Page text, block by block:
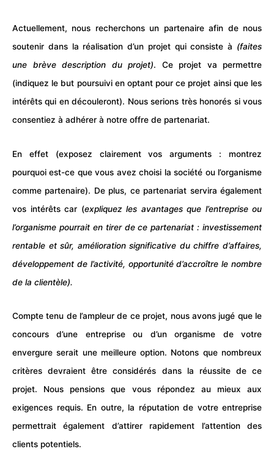
Actuellement, nous recherchons un partenaire afin de nous
soutenir dans la réalisation d’un projet qui consiste à (faites
une brève description du projet). Ce projet va permettre
(indiquez le but poursuivi en optant pour ce projet ainsi que les
intérêts qui en découleront). Nous serions très honorés si vous
consentiez à adhérer à notre offre de partenariat.
En effet (exposez clairement vos arguments : montrez
pourquoi est-ce que vous avez choisi la société ou l’organisme
comme partenaire). De plus, ce partenariat servira également
vos intérêts car (expliquez les avantages que l’entreprise ou
l’organisme pourrait en tirer de ce partenariat : investissement
rentable et sûr, amélioration significative du chiffre d’affaires,
développement de l’activité, opportunité d’accroître le nombre
de la clientèle).
Compte tenu de l’ampleur de ce projet, nous avons jugé que le
concours d’une entrepriseou d’un organisme de votre
envergure serait une meilleure option. Notons que nombreux
critères devraient être considérés dans la réussite de ce
projet. Nous pensions que vous répondez au mieux aux
exigences requis. En outre, la réputation de votre entreprise
permettrait également d’attirer rapidement l’attention des
clients potentiels.